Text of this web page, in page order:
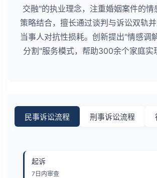
交融"的执业理念，注重婚姻案件的情
策略结合，擅长通过谈判与诉讼双轨
当事人对抗性损耗。创新提出"情感调
分割"服务模式，帮助300余个家庭实
民事诉讼流程 刑事诉讼流程
起诉
7日内审查